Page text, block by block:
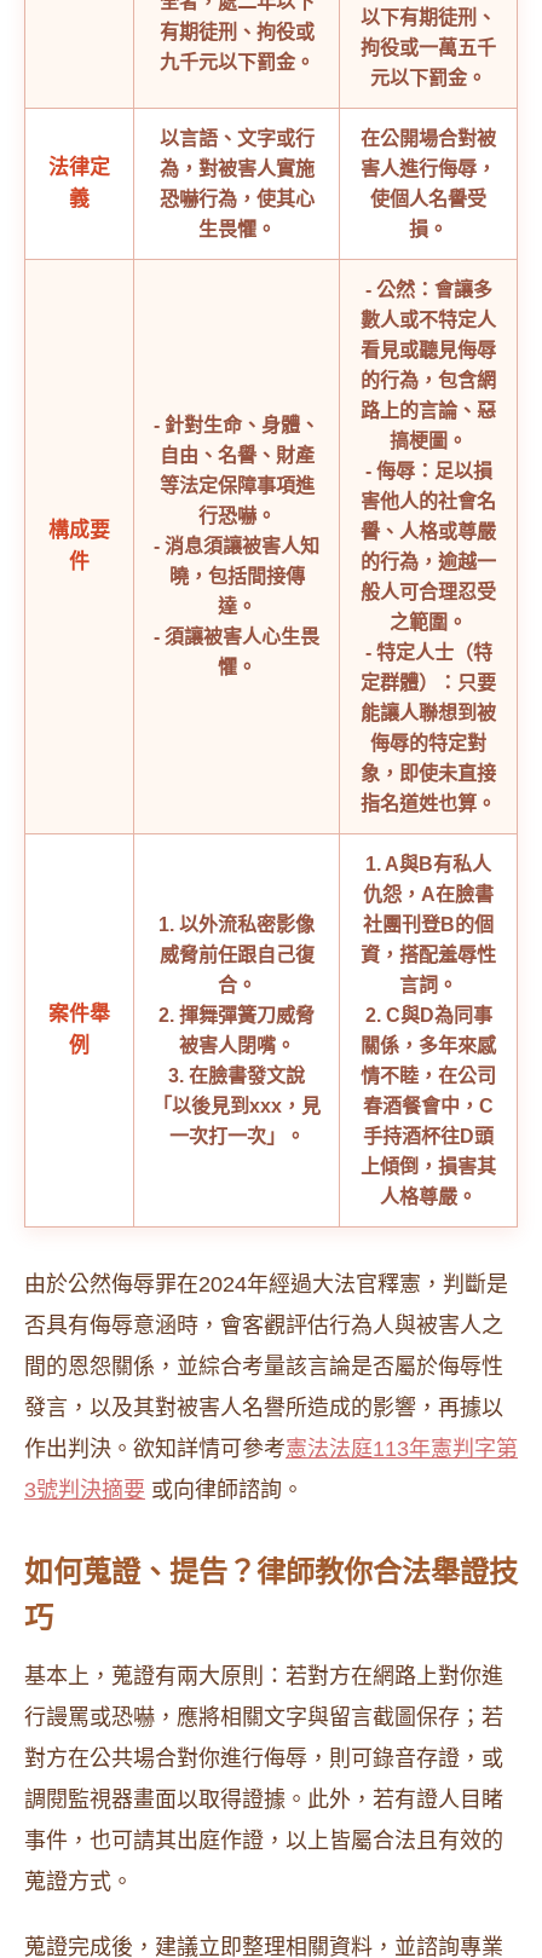
有期徒刑、拘役或
九千元以下罰金。
以下有期徒刑、
拘役或一萬五千
元以下罰金。
法律定
義
以言語、文字或行
為，對被害人實施
恐嚇行為，使其心
生畏懼。
在公開場合對被
害人進行侮辱，
使個人名譽受
損。
構成要
件
- 針對生命、身體、
自由、名譽、財產
等法定保障事項進
行恐嚇。
- 消息須讓被害人知
曉，包括間接傳
達。
- 須讓被害人心生畏
懼。
- 公然：會讓多
數人或不特定人
看見或聽見侮辱
的行為，包含網
路上的言論、惡
搞梗圖。
- 侮辱：足以損
害他人的社會名
譽、人格或尊嚴
的行為，逾越一
般人可合理忍受
之範圍。
- 特定人士（特
定群體）：只要
能讓人聯想到被
侮辱的特定對
象，即使未直接
指名道姓也算。
案件舉
例
1. 以外流私密影像
威脅前任跟自己復
合。
2. 揮舞彈簧刀威脅
被害人閉嘴。
3. 在臉書發文說
「以後見到xxx，見
一次打一次」。
1. A與B有私人
仇怨，A在臉書
社團刊登B的個
資，搭配羞辱性
言詞。
2. C與D為同事
關係，多年來感
情不睦，在公司
春酒餐會中，C
手持酒杯往D頭
上傾倒，損害其
人格尊嚴。
由於公然侮辱罪在2024年經過大法官釋憲，判斷是
否具有侮辱意涵時，會客觀評估行為人與被害人之
間的恩怨關係，並綜合考量該言論是否屬於侮辱性
發言，以及其對被害人名譽所造成的影響，再據以
作出判決。欲知詳情可參考憲法法庭113年憲判字第
3號判決摘要 或向律師諮詢。
如何蒐證、提告？律師教你合法舉證技
巧
基本上，蒐證有兩大原則：若對方在網路上對你進
行謾罵或恐嚇，應將相關文字與留言截圖保存；若
對方在公共場合對你進行侮辱，則可錄音存證，或
調閱監視器畫面以取得證據。此外，若有證人目睹
事件，也可請其出庭作證，以上皆屬合法且有效的
蒐證方式。
蒐證完成後，建議立即整理相關資料，並諮詢專業